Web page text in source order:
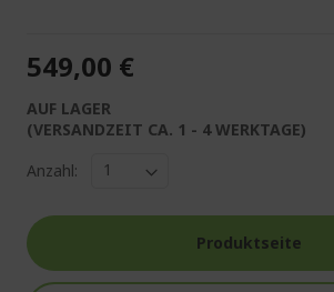
549,00 €
AUF LAGER
(VERSANDZEIT CA. 1 - 4 WERKTAGE)
Anzahl:
Produktseite